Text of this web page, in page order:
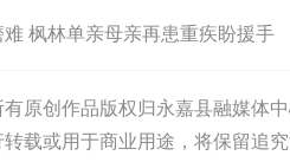
难 枫林单亲母亲再患重疾盼援手
有原创作品版权归永嘉县融媒体
载或用于商业用途，将保留追究